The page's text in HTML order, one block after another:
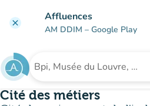
clear Affluences
AM DDIM – Google Play
Chwilio am sefydliad
Cité des métiers